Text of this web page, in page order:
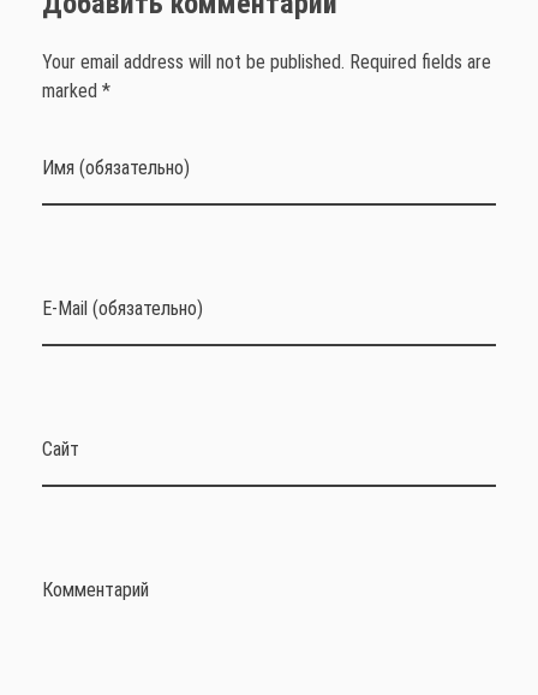
Your email address will not be published. Required fields are
marked *
Имя (обязательно)
E-Mail (обязательно)
Сайт
Комментарий